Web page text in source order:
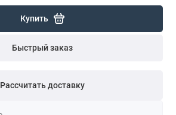
Купить
Быстрый заказ
Рассчитать доставку